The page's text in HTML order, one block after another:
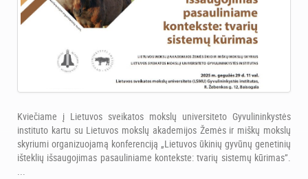
Kviečiame į Lietuvos sveikatos mokslų universiteto Gyvulininkystės
instituto kartu su Lietuvos mokslų akademijos Žemės ir miškų mokslų
skyriumi organizuojamą konferenciją „Lietuvos ūkinių gyvūnų genetinių
išteklių išsaugojimas pasauliniame kontekste: tvarių sistemų kūrimas”.
...